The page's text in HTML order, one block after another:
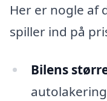
Her er nogle af
spiller ind på
Bilens